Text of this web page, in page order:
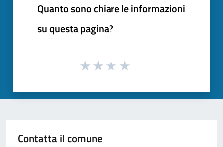
Quanto sono chiare le informazioni
su questa pagina?
Contatta il comune